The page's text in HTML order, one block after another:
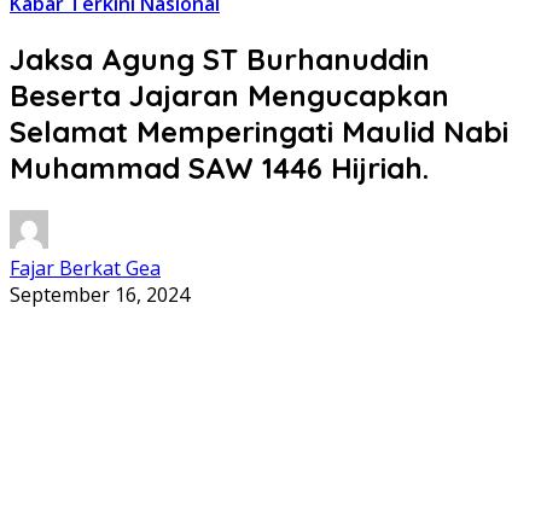
Jaksa Agung ST Burhanuddin
Beserta Jajaran Mengucapkan
Selamat Memperingati Maulid Nabi
Muhammad SAW 1446 Hijriah.
Fajar Berkat Gea
September 16, 2024